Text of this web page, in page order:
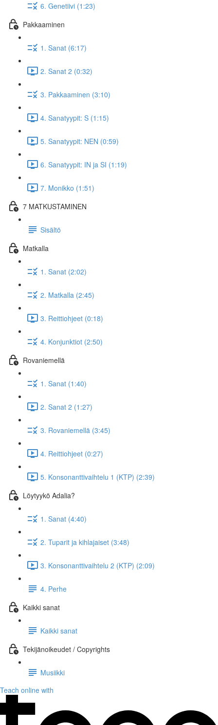
6. Genetiivi (1:23)
Pakkaaminen
1. Sanat (6:17)
2. Sanat 2 (0:32)
3. Pakkaaminen (3:10)
4. Sanatyypit: S (1:15)
5. Sanatyypit: NEN (0:59)
6. Sanatyypit: IN ja SI (1:19)
7. Monikko (1:51)
7 MATKUSTAMINEN
Sisältö
Matkalla
1. Sanat (2:02)
2. Matkalla (2:45)
3. Reittiohjeet (0:18)
4. Konjunktiot (2:50)
Rovaniemellä
1. Sanat (1:40)
2. Sanat 2 (1:27)
3. Rovaniemellä (3:45)
4. Reittiohjeet (0:27)
5. Konsonanttivaihtelu 1 (KTP) (2:39)
Löytyykö Adalia?
1. Sanat (4:40)
2. Tuparit ja kihlajaiset (3:48)
3. Konsonanttivaihtelu 2 (KTP) (2:09)
4. Perhe
Kaikki sanat
Kaikki sanat
Tekijänoikeudet / Copyrights
Musiikki
Teach online with